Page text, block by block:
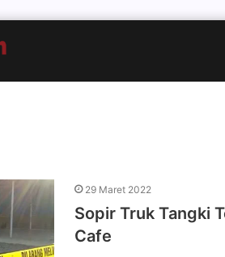
29 Maret 2022
Sopir Truk Tangki
Cafe